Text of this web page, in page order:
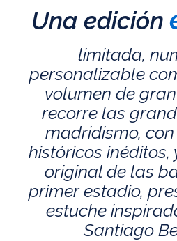
Una edición
limitada,
personalizable
volumen de
recorre las
madridismo,
históricos
original de las
primer estadio,
estuche
Santiago